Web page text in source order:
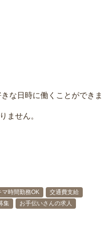
な日時に働くことができま
ません。
マ時間勤務OK
交通費支給
集
お手伝いさんの求人